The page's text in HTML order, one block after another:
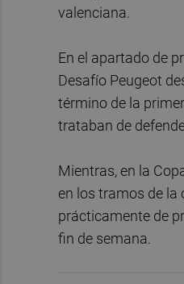
valenciana.
En el apartado de
Desafío Peugeot
término de la
trataban de
Mientras, en la
en los tramos de la
prácticamente de
fin de semana.